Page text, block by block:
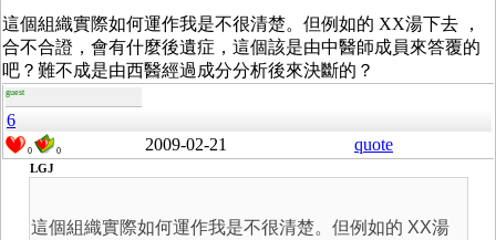
這個組織實際如何運作我是不很清楚。但例如的 XX湯下去 ，
合不合證，會有什麼後遺症，這個該是由中醫師成員來答覆的
吧？難不成是由西醫經過成分分析後來決斷的？
guest
6
0 0 2009-02-21 quote
LGJ
這個組織實際如何運作我是不很清楚。但例如的 XX湯